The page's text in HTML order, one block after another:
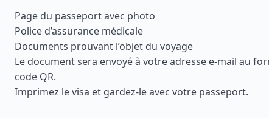
Page du passeport avec photo
Police d’assurance médicale
Documents prouvant l’objet du voyage
Le document sera envoyé à votre adresse e-mail au
code QR.
Imprimez le visa et gardez-le avec votre passeport.